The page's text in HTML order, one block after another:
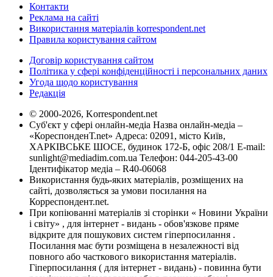
Контакти
Реклама на сайті
Використання матеріалів korrespondent.net
Правила користування сайтом
Договір користування сайтом
Політика у сфері конфіденційності і персональних даних
Угода щодо користування
Редакція
© 2000-2026, Korrespondent.net
Суб'єкт у сфері онлайн-медіа Назва онлайн-медіа –
«КореспонденТ.net» Адреса: 02091, місто Київ,
ХАРКІВСЬКЕ ШОСЕ, будинок 172-Б, офіс 208/1 E-mail:
sunlight@mediadim.com.ua Телефон: 044-205-43-00
Ідентифікатор медіа – R40-06068
Використання будь-яких матеріалів, розміщених на
сайті, дозволяється за умови посилання на
Корреспондент.net.
При копіюванні матеріалів зі сторінки « Новини України
і світу» , для інтернет - видань - обов'язкове пряме
відкрите для пошукових систем гіперпосилання .
Посилання має бути розміщена в незалежності від
повного або часткового використання матеріалів.
Гіперпосилання ( для інтернет - видань) - повинна бути